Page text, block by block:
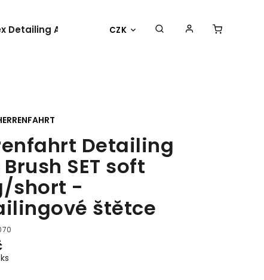
CZK
Detailing Academy 2025 BESTSELLER OBLEČENÍ
Detailing
SET soft
short -
štětce